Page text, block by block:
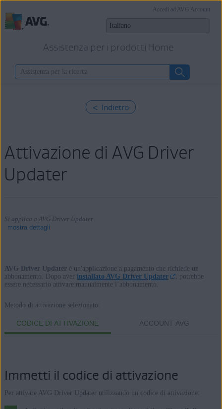
Assistenza per i prodotti Home
Accedi ad AVG Account
< Indietro
Attivazione di AVG Driver
Updater
Si applica a AVG Driver Updater
mostra dettagli
Prodotti:
AVG Driver Updaterè un'applicazione a pagamento che richiede un
abbonamento. Dopo aver installato AVG Driver Updater
, potrebbe
essere necessario attivare manualmente l’abbonamento.
Metodo di attivazione selezionato:
CODICE DI ATTIVAZIONE ACCOUNT AVG
Immetti il codice di attivazione
Per attivare AVG Driver Updater utilizzando un codice di attivazione: